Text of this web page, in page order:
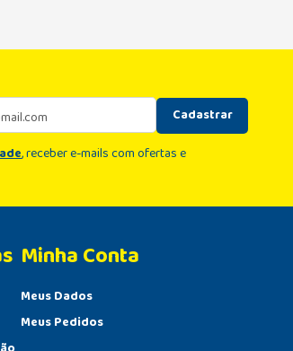
Cadastrar
, receber e-mails com ofertas e
Minha Conta
Meus Dados
Meus Pedidos